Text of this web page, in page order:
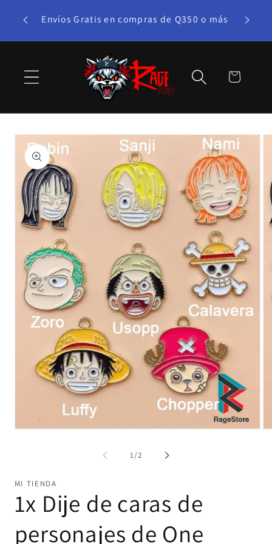
directamente
bono! Envíos Gratis en compras de Q350 o más
Carrito
directamente
a la
información
del producto
una
ventana
modal
1/de
2
MI TIENDA
1x Dije de caras de
personajes de One